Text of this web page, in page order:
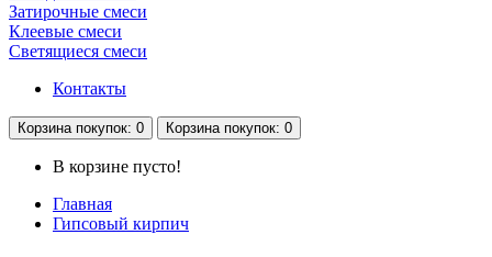
Затирочные смеси
Клеевые смеси
Светящиеся смеси
Контакты
Корзина покупок: 0 Корзина покупок: 0
В корзине пусто!
Главная
Гипсовый кирпич